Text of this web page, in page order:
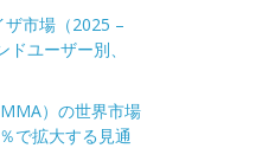
市場（2025 –
ユーザー別、
）の世界市場
で拡大する見通